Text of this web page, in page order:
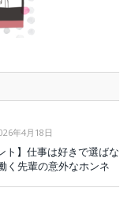
年4月18日
ト】仕事は好きで選ばな
く先輩の意外なホンネ